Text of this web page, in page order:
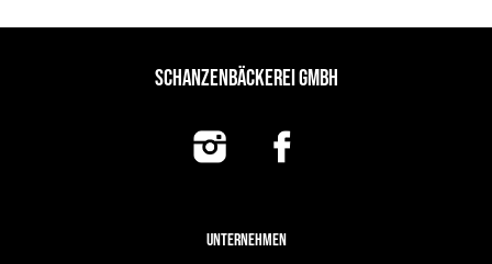
SCHANZENBÄCKEREI GMBH
UNTERNEHMEN